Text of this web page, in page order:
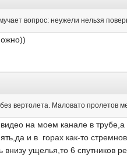
вопрос: неужели нельзя
вертолета. Маловато пролетов
на моем канале в
и в горах как-то
внизу ущелья,то 6 спутников